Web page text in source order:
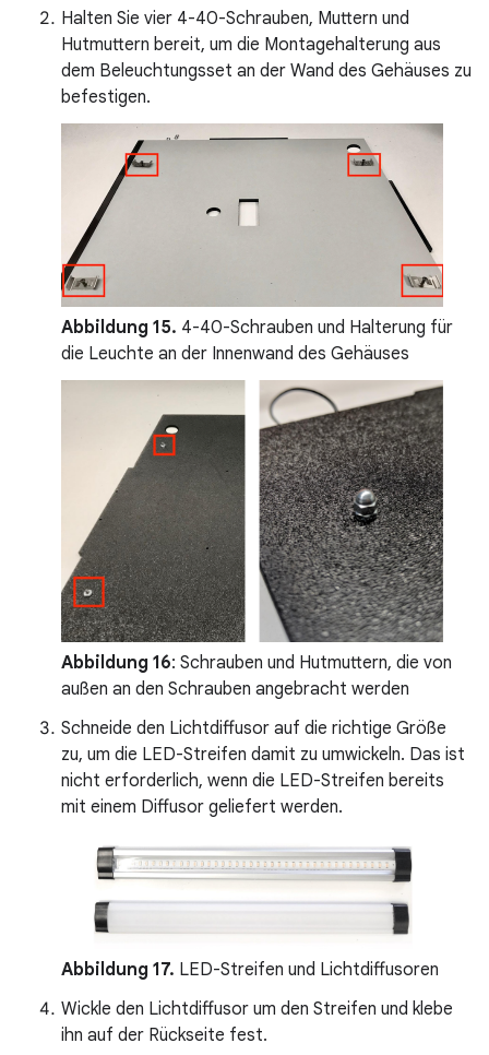
Halten Sie vier 4-40-Schrauben, Muttern und
Hutmuttern bereit, um die Montagehalterung aus
dem Beleuchtungsset an der Wand des Gehäuses zu
befestigen.
Abbildung 15. 4-40-Schrauben und Halterung für
die Leuchte an der Innenwand des Gehäuses
Abbildung 16: Schrauben und Hutmuttern, die von
außen an den Schrauben angebracht werden
Schneide den Lichtdiffusor auf die richtige Größe
zu, um die LED-Streifen damit zu umwickeln. Das ist
nicht erforderlich, wenn die LED-Streifen bereits
mit einem Diffusor geliefert werden.
Abbildung 17. LED-Streifen und Lichtdiffusoren
Wickle den Lichtdiffusor um den Streifen und klebe
ihn auf der Rückseite fest.